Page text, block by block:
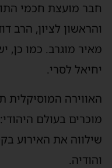
חבר מועצת חכמי
והראשון לציון, הרב
מאיר מוגרב. כמו כן,
יחיאל לסרי.
האווירה המוסיקלית
מוכרים בעולם היהודי:
שילווה את האירוע
והודיה.